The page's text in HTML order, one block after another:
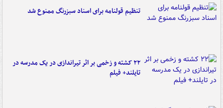
تنظیم قولنامه برای اسناد سبزرنگ ممنوع شد
۲۲ کشته و زخمی بر اثر تیراندازی در یک مدرسه در
تایلند+ فیلم